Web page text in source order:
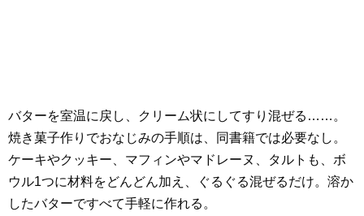
バターを室温に戻し、クリーム状にしてすり混ぜる……。
焼き菓子作りでおなじみの手順は、同書籍では必要なし。
ケーキやクッキー、マフィンやマドレーヌ、タルトも、ボ
ウル1つに材料をどんどん加え、ぐるぐる混ぜるだけ。溶か
したバターですべて手軽に作れる。